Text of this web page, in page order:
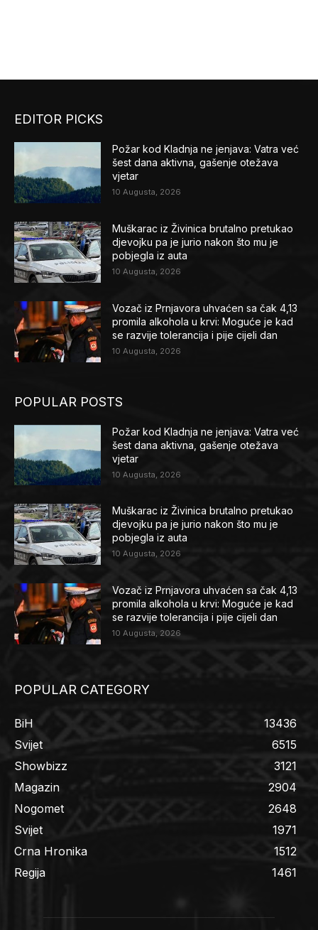
EDITOR PICKS
Požar kod Kladnja ne jenjava: Vatra već
šest dana aktivna, gašenje otežava
vjetar
10 Augusta, 2026
Muškarac iz Živinica brutalno pretukao
djevojku pa je jurio nakon što mu je
pobjegla iz auta
10 Augusta, 2026
Vozač iz Prnjavora uhvaćen sa čak 4,13
promila alkohola u krvi: Moguće je kad
se razvije tolerancija i pije cijeli dan
10 Augusta, 2026
POPULAR POSTS
Požar kod Kladnja ne jenjava: Vatra već
šest dana aktivna, gašenje otežava
vjetar
10 Augusta, 2026
Muškarac iz Živinica brutalno pretukao
djevojku pa je jurio nakon što mu je
pobjegla iz auta
10 Augusta, 2026
Vozač iz Prnjavora uhvaćen sa čak 4,13
promila alkohola u krvi: Moguće je kad
se razvije tolerancija i pije cijeli dan
10 Augusta, 2026
POPULAR CATEGORY
BiH
13436
Svijet
6515
Showbizz
3121
Magazin
2904
Nogomet
2648
Svijet
1971
Crna Hronika
1512
Regija
1461